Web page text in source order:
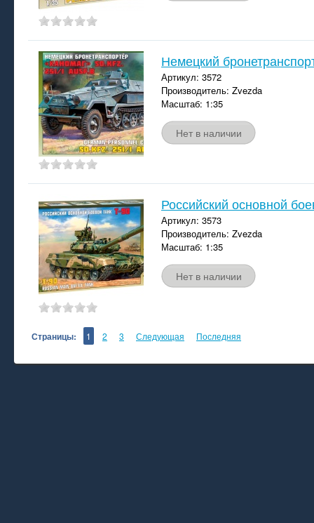
Немецкий
Артикул: 3572
Производитель: Zvezda
Масштаб: 1:35
Нет в наличии
Российский основной
Артикул: 3573
Производитель: Zvezda
Масштаб: 1:35
Нет в наличии
Страницы: 1 2 3 Следующая Последняя